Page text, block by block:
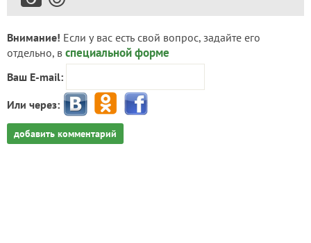
Внимание! Если у вас есть свой вопрос, задайте его
отдельно, в специальной форме
Ваш E-mail:
Или через:
добавить комментарий